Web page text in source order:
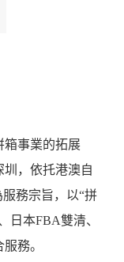
箱事業的拓展
，依托港澳自
務宗旨，以“拼
日本FBA雙清、
務。